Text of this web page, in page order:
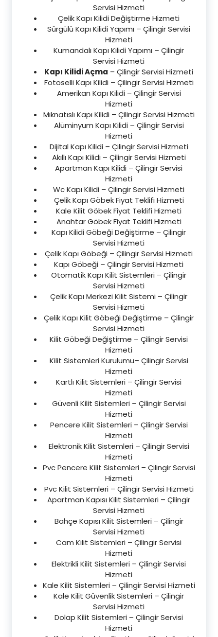
Servisi Hizmeti
Çelik Kapı Kilidi Değiştirme Hizmeti
Sürgülü Kapı Kilidi Yapımı – Çilingir Servisi
Hizmeti
Kumandalı Kapı Kilidi Yapımı – Çilingir
Servisi Hizmeti
Kapı Kilidi Açma – Çilingir Servisi Hizmeti
Fotoselli Kapı Kilidi – Çilingir Servisi Hizmeti
Amerikan Kapı Kilidi – Çilingir Servisi
Hizmeti
Mıknatıslı Kapı Kilidi – Çilingir Servisi Hizmeti
Alüminyum Kapı Kilidi – Çilingir Servisi
Hizmeti
Dijital Kapı Kilidi – Çilingir Servisi Hizmeti
Akıllı Kapı Kilidi – Çilingir Servisi Hizmeti
Apartman Kapı Kilidi – Çilingir Servisi
Hizmeti
Wc Kapı Kilidi – Çilingir Servisi Hizmeti
Çelik Kapı Göbek Fiyat Teklifi Hizmeti
Kale Kilit Göbek Fiyat Teklifi Hizmeti
Anahtar Göbek Fiyat Teklifi Hizmeti
Kapı Kilidi Göbeği Değiştirme – Çilingir
Servisi Hizmeti
Çelik Kapı Göbeği – Çilingir Servisi Hizmeti
Kapı Göbeği – Çilingir Servisi Hizmeti
Otomatik Kapı Kilit Sistemleri – Çilingir
Servisi Hizmeti
Çelik Kapı Merkezi Kilit Sistemi – Çilingir
Servisi Hizmeti
Çelik Kapı Kilit Göbeği Değiştirme – Çilingir
Servisi Hizmeti
Kilit Göbeği Değiştirme – Çilingir Servisi
Hizmeti
Kilit Sistemleri Kurulumu– Çilingir Servisi
Hizmeti
Kartlı Kilit Sistemleri – Çilingir Servisi
Hizmeti
Güvenli Kilit Sistemleri – Çilingir Servisi
Hizmeti
Pencere Kilit Sistemleri – Çilingir Servisi
Hizmeti
Elektronik Kilit Sistemleri – Çilingir Servisi
Hizmeti
Pvc Pencere Kilit Sistemleri – Çilingir Servisi
Hizmeti
Pvc Kilit Sistemleri – Çilingir Servisi Hizmeti
Apartman Kapısı Kilit Sistemleri – Çilingir
Servisi Hizmeti
Bahçe Kapısı Kilit Sistemleri – Çilingir
Servisi Hizmeti
Cam Kilit Sistemleri – Çilingir Servisi
Hizmeti
Elektrikli Kilit Sistemleri – Çilingir Servisi
Hizmeti
Kale Kilit Sistemleri – Çilingir Servisi Hizmeti
Kale Kilit Güvenlik Sistemleri – Çilingir
Servisi Hizmeti
Dolap Kilit Sistemleri – Çilingir Servisi
Hizmeti